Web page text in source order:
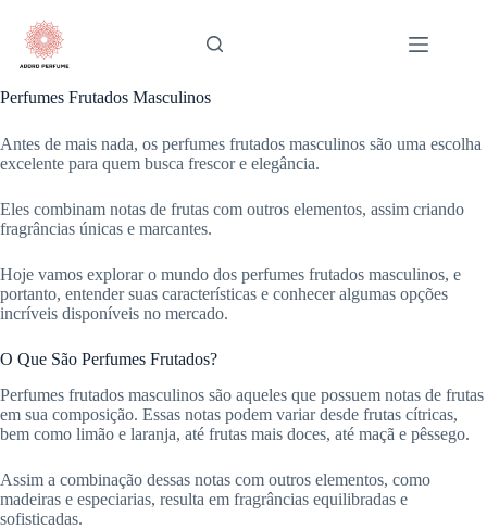
para
conteúdo
Perfumes Frutados Masculinos
Antes de mais nada, os perfumes frutados masculinos são uma escolha
excelente para quem busca frescor e elegância.
Eles combinam notas de frutas com outros elementos, assim criando
fragrâncias únicas e marcantes.
Hoje vamos explorar o mundo dos perfumes frutados masculinos, e
portanto, entender suas características e conhecer algumas opções
incríveis disponíveis no mercado.
O Que São Perfumes Frutados?
Perfumes frutados masculinos são aqueles que possuem notas de frutas
em sua composição. Essas notas podem variar desde frutas cítricas,
bem como limão e laranja, até frutas mais doces, até maçã e pêssego.
Assim a combinação dessas notas com outros elementos, como
madeiras e especiarias, resulta em fragrâncias equilibradas e
sofisticadas.